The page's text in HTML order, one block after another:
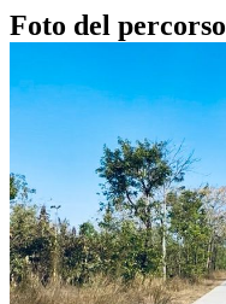
Foto del percorso